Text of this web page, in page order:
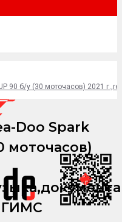
90 б/у (30 моточасов) 2021
Doo Spark
моточасов)
ГИМС